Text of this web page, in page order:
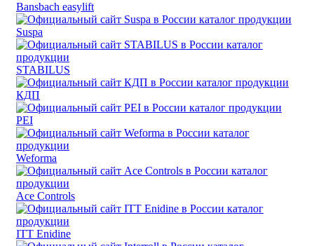
Bansbach easylift
Suspa
STABILUS
КДП
PEI
Weforma
Ace Controls
ITT Enidine